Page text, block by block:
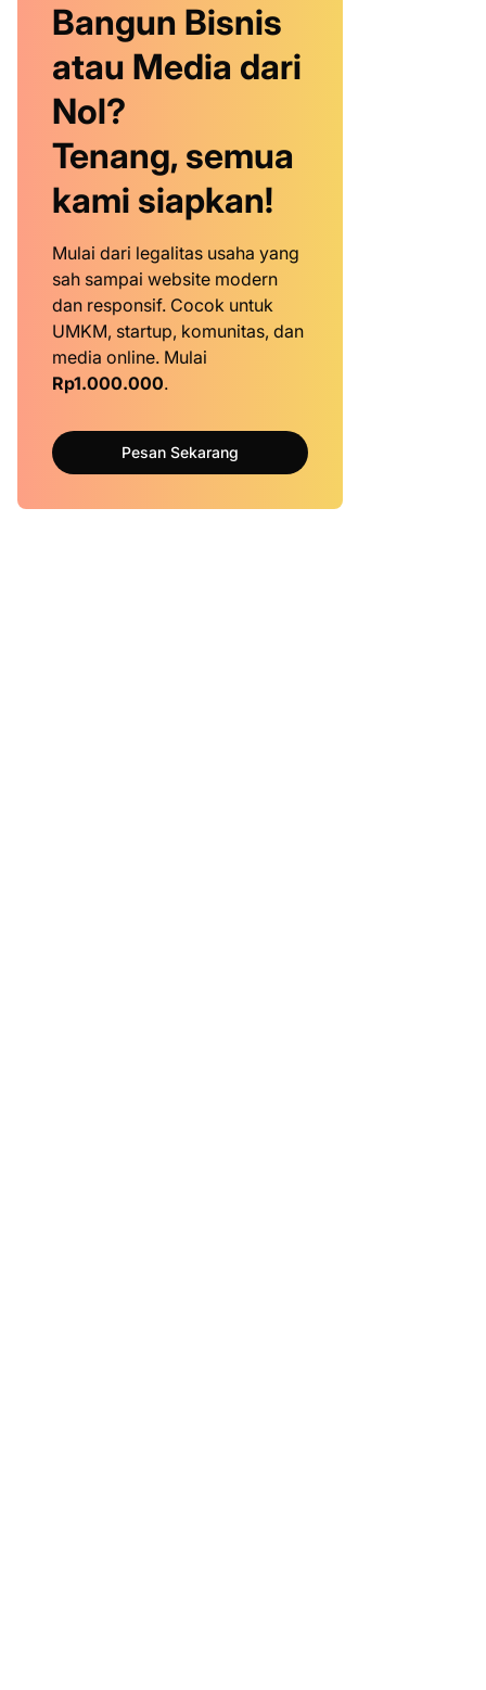
Bangun Bisnis
atau Media dari
Nol?
Tenang, semua
kami siapkan!
Mulai dari legalitas usaha yang
sah sampai website modern
dan responsif. Cocok untuk
UMKM, startup, komunitas, dan
media online. Mulai
Rp1.000.000.
Pesan Sekarang